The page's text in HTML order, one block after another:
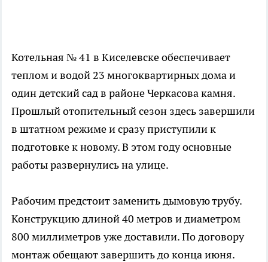
Котельная № 41 в Киселевске обеспечивает
теплом и водой 23 многоквартирных дома и
один детский сад в районе Черкасова камня.
Прошлый отопительный сезон здесь завершили
в штатном режиме и сразу приступили к
подготовке к новому. В этом году основные
работы развернулись на улице.
Рабочим предстоит заменить дымовую трубу.
Конструкцию длиной 40 метров и диаметром
800 миллиметров уже доставили. По договору
монтаж обещают завершить до конца июня.